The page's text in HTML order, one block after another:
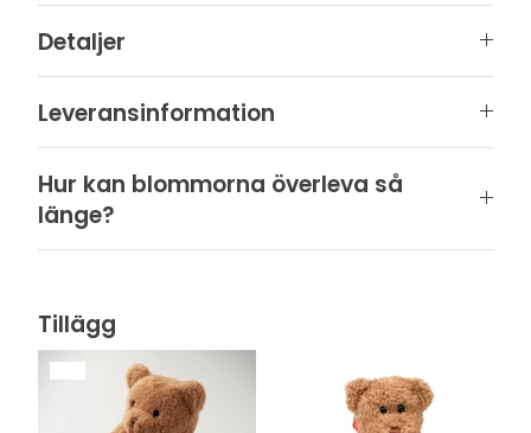
Detaljer
Leveransinformation
Hur kan blommorna överleva så
länge?
Tillägg